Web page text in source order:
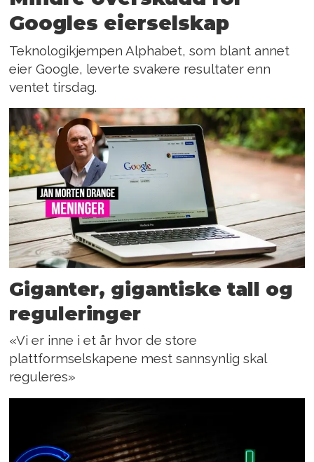
Googles eierselskap
Teknologikjempen Alphabet, som blant annet
eier Google, leverte svakere resultater enn
ventet tirsdag.
Giganter, gigantiske tall og
reguleringer
«Vi er inne i et år hvor de store
plattformselskapene mest sannsynlig skal
reguleres»